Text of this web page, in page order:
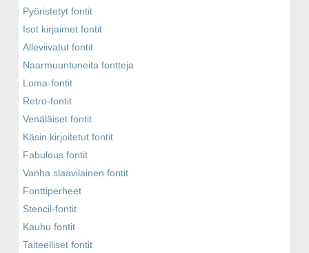
Pyöristetyt fontit
Isot kirjaimet fontit
Alleviivatut fontit
Naarmuuntuneita fontteja
Loma-fontit
Retro-fontit
Venäläiset fontit
Käsin kirjoitetut fontit
Fabulous fontit
Vanha slaavilainen fontit
Fonttiperheet
Stencil-fontit
Kauhu fontit
Taiteelliset fontit